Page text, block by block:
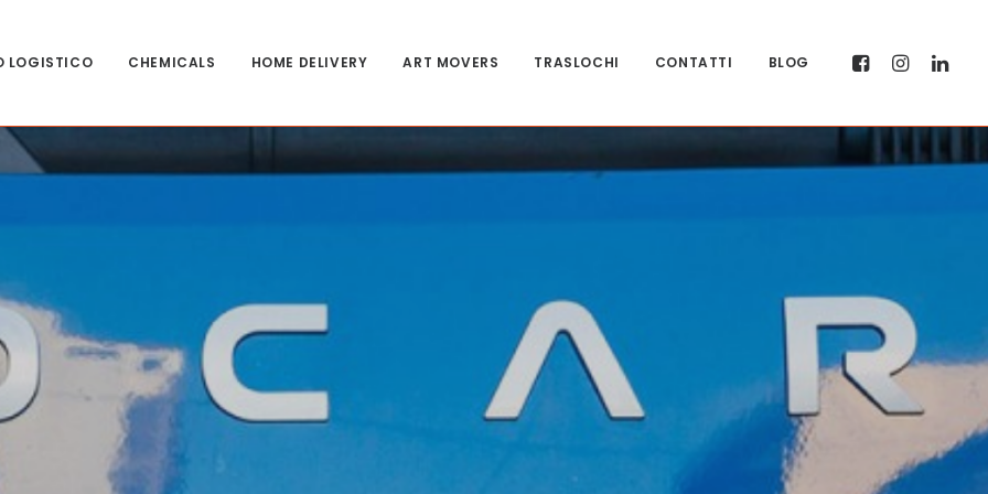
LOGISTICO CHEMICALS HOME DELIVERY ART MOVERS TRASLOCHI CONTATTI BLOG